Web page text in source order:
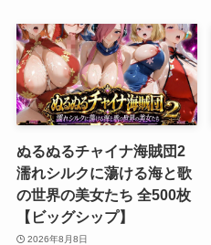
ぬるぬるチャイナ海賊団2
濡れシルクに蕩ける海と歌
の世界の美女たち 全500枚
【ビッグシップ】
2026年8月8日